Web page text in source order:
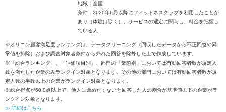
地域：全国
条件：2020年6月以降にフィットネスクラブを利用したことが
あり（体験は除く）、サービスの選定に関与し、料金を把握し
ている人
※オリコン顧客満足度ランキングは、データクリーニング（回収したデータから不正回答や異
常値を排除）および調査対象者条件から外れた回答を除外した上で作成しています。
※「総合ランキング」、「評価項目別」、部門の「業態別」においては有効回答者数が規定人
数を満たした企業のみランクイン対象となります。その他の部門においては有効回答者数が規
定人数の半数以上の企業がランクイン対象となります。
※総合得点が60.0点以上で、他人に薦めたくないと回答した人の割合が基準値以下の企業がラ
ンクイン対象となります。
≫ 詳細はこちら